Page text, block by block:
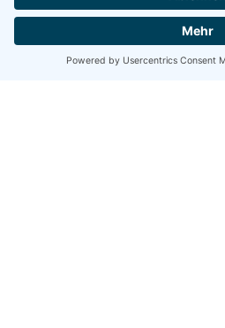
Kontakt
Bestellhotline
037296 - 54 15 63